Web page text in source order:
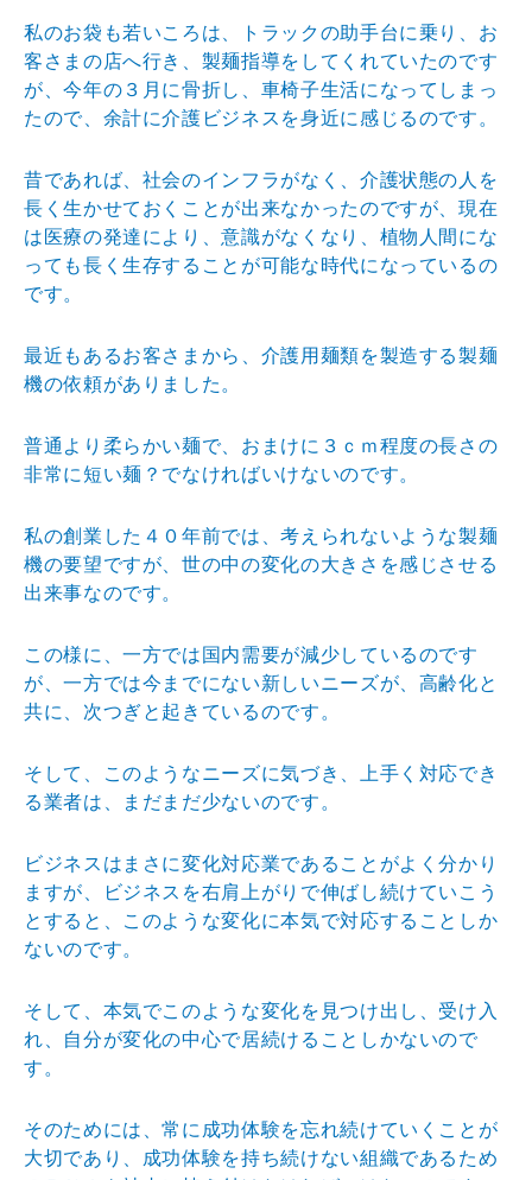
私のお袋も若いころは、トラックの助手台に乗り、お
客さ まの店へ行き、製麺指導をしてくれていたのです
が、今年の３月に骨折し、車椅子生活になってしまっ
たので、余計に介護ビジネスを身近に感じるのです。
昔であれば、社会のインフラがなく、介護状態の人を
長く生かせておくことが出来なかったのですが、現在
は医療の発達により、意識がなくなり、植物人間にな
っても長く生存することが可能な時代になっているの
です。
最近もあるお客さまから、介護用麺類を製造する製麺
機の依頼がありました。
普通より柔らかい麺で、おまけに３ｃｍ程度の長さの
非常に短い麺？でなければいけないのです。
私の創業した４０年前では、考えられないような製麺
機の要望ですが、世の中の変化の大きさを感じさせる
出来事なのです。
この様に、一方では国内需要が減少しているのです
が、一方では今までにない新しいニーズが、高齢化と
共に、次つぎと起きているのです。
そして、このようなニーズに気づき、上手く対応でき
る業者は、まだまだ少ないのです。
ビジネスはまさに変化対応業であることがよく分かり
ますが、ビジネスを右肩上がりで伸ばし続けていこう
とすると
、このような変化に本気で対応することしか
ないのです。
そして、本気でこのような変化を見つけ出し、受け入
れ、
自分が変化の中心で居続けることしかないので
す。
そのためには、常に成功体験を忘れ続けていくことが
大切であり、成功体験を持ち続けない組織であるため